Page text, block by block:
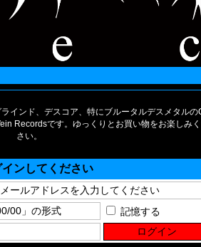
インド、デスコア、特にブルータルデスメタルの
Recordsです。ゆっくりとお買い物をお楽しみ
さい。
ンしてください
記憶する